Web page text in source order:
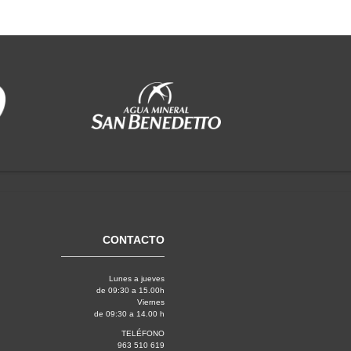
CONTACTO
Lunes a jueves
de 09:30 a 15.00h
Viernes
de 09:30 a 14.00 h
TELÉFONO
963 510 619